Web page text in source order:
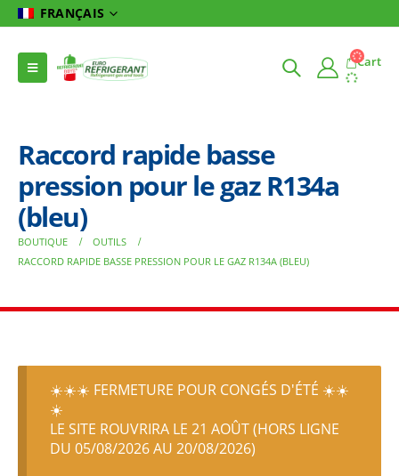
FRANÇAIS
Cart
Raccord rapide basse
pression pour le gaz R134a
(bleu)
BOUTIQUE
OUTILS
RACCORD RAPIDE BASSE PRESSION POUR LE GAZ R134A (BLEU)
☀️☀️☀️ FERMETURE POUR CONGÉS D'ÉTÉ ☀️☀️
☀️
LE SITE ROUVRIRA LE 21 AOÛT (HORS LIGNE
DU 05/08/2026 AU 20/08/2026)